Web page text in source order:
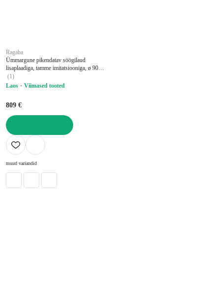
Ragaba
Ümmargune pikendatav söögilaud
lisaplaadiga, tamme imitatsiooniga, ø 90
cm Jubi – Ragaba
(1)
Laos
Viimased tooted
809 €
LISA OSTUKORVI
muud variandid